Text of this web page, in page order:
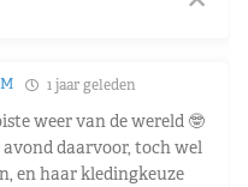
M 1 jaar geleden
weer van de wereld 🤓
avond daarvoor, toch wel
en haar kledingkeuze